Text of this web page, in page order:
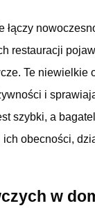
łączy
restauracji
Te niewielkie
i
szybki, a
obecności,
w